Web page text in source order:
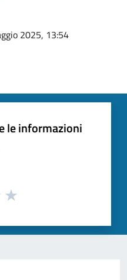
2025, 13:54
le informazioni